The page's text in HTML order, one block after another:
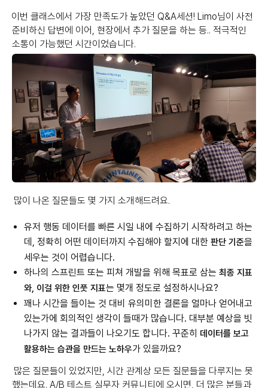
이번 클래스에서 가장 만족도가 높았던 Q&A세션! Limo님이 사전
준비하신 답변에 이어, 현장에서 추가 질문을 하는 등.. 적극적인
소통이 가능했던 시간이었습니다.
많이 나온 질문들도 몇 가지 소개해드려요.
유저 행동 데이터를 빠른 시일 내에 수집하기 시작하려고 하는
데, 정확히 어떤 데이터까지 수집해야 할지에 대한 판단 기준을
세우는 것이 어렵습니다.
하나의 스프린트 또는 피쳐 개발을 위해 목표로 삼는 최종 지표
와, 이걸 위한 인풋 지표는 몇개 정도로 설정하시나요?
꽤나 시간을 들이는 것 대비 유의미한 결론을 얼마나 얻어내고
있는가에 회의적인 생각이 들때가 많습니다. 대부분 예상을 빗
나가지 않는 결과들이 나오기도 합니다. 꾸준히 데이터를 보고
활용하는 습관을 만드는 노하우가 있을까요?
많은 질문들이 있었지만, 시간 관계상 모든 질문들을 다루지는 못
했는데요. A/B 테스트 실무자 커뮤니티에 오시면, 더 많은 분들과